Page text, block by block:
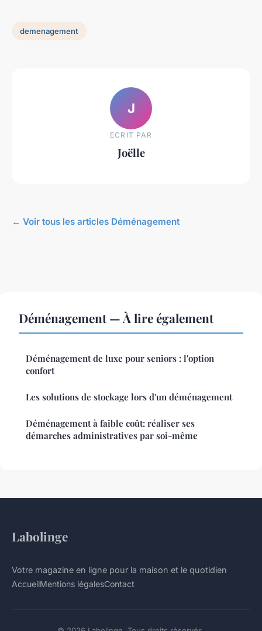
demenagement
J
ECRIT PAR
Joëlle
← Voir tous les articles Déménagement
Déménagement — À lire également
Déménagement de luxe pour seniors : l'option
confort
Les solutions de stockage lors d'un déménagement
Déménagement à faible coût: réaliser ses
démarches administratives par soi-même
Labolinge
Votre magazine en ligne pour la maison et le quotidien
AccueilMentions légalesContact